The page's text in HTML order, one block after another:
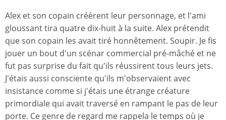
Alex et son copain créèrent leur personnage, et l'ami
gloussant tira quatre dix-huit à la suite. Alex prétendit
que son copain les avait tiré honnêtement. Soupir. Je fis
jouer un bout d'un scénar commercial pré-mâché et ne
fut pas surprise du fait qu'ils réussirent tous leurs jets.
J'étais aussi consciente qu'ils m'observaient avec
insistance comme si j'étais une étrange créature
primordiale qui avait traversé en rampant le pas de leur
porte. Ce genre de regard me rappela le temps où je